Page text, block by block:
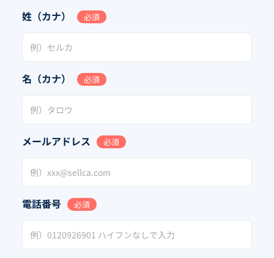
姓（カナ） 必須
名（カナ） 必須
メールアドレス 必須
電話番号 必須